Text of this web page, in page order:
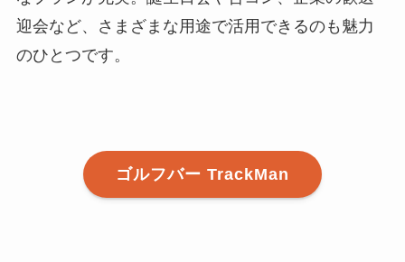
迎会など、さまざまな用途で活用できるのも魅力
のひとつです。
ゴルフバー TrackMan